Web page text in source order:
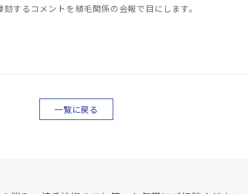
するコメントを植毛関係の会報で目にします。
一覧に戻る